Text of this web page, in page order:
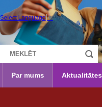
Select Language ▼
Par mums Aktualitātes